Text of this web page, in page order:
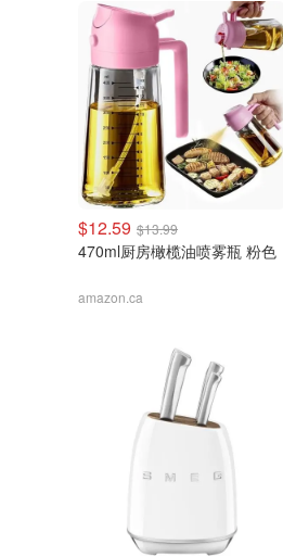
$12.59 $13.99
470ml厨房橄榄油喷雾瓶 粉色
amazon.ca